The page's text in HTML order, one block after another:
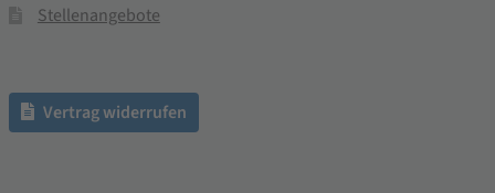
Stellenangebote
Vertrag widerrufen